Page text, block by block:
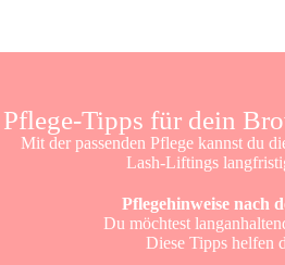
Pflege-Tipps für dein
Mit der passenden Pflege kannst du
Lash-Liftings
Pflegehinweise nach
Du möchtest
Diese Tipps helfen